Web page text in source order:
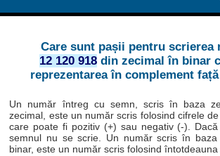
Care sunt pașii pentru scrierea
12 120 918 din zecimal în binar
reprezentarea în complement
Un număr întreg cu semn, scris în baza
zecimal, este un număr scris folosind cifrele
care poate fi pozitiv (+) sau negativ (-).
semnul nu se scrie. Un număr scris în
binar, este un număr scris folosind